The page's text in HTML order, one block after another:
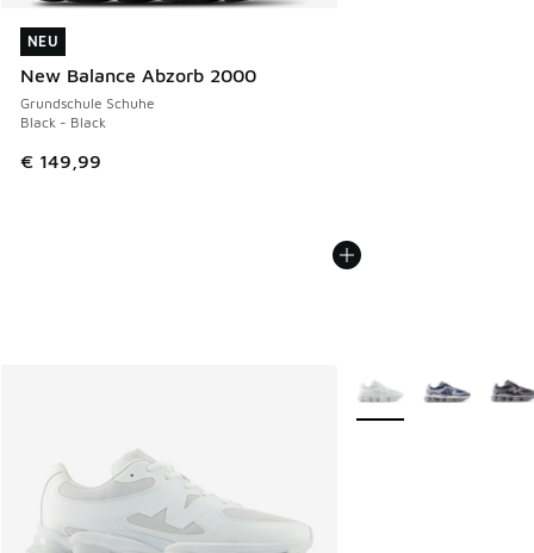
NEU
New Balance Abzorb 2000
Grundschule Schuhe
Black - Black
€ 149,99
NEU
Weitere Farben